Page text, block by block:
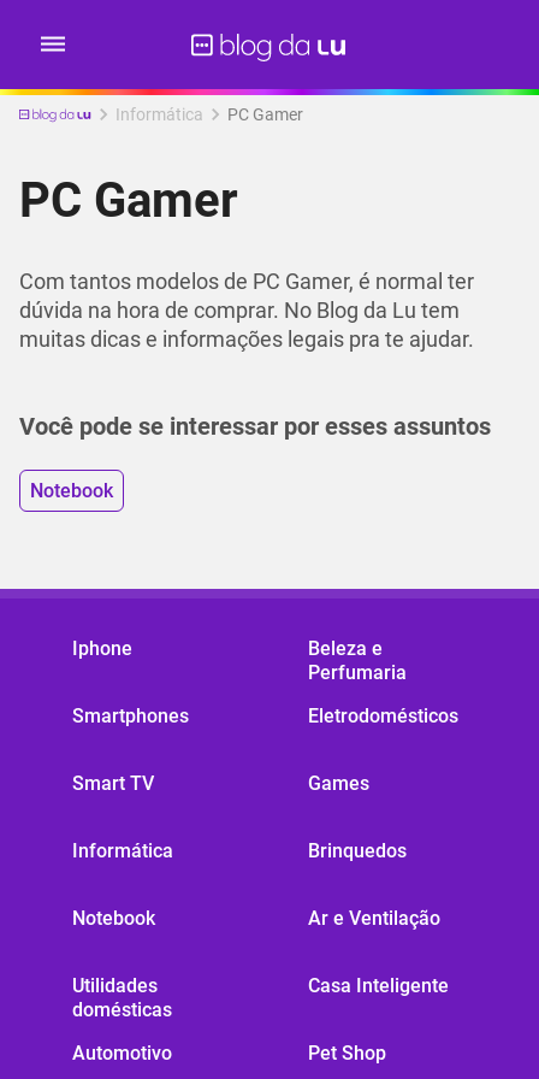
Informática PC Gamer
PC Gamer
Com tantos modelos de PC Gamer, é normal ter
dúvida na hora de comprar. No Blog da Lu tem
muitas dicas e informações legais pra te ajudar.
Você pode se interessar por esses assuntos
Notebook
Iphone
Smartphones
Smart TV
Informática
Notebook
Utilidades
domésticas
Automotivo
Beleza e
Perfumaria
Eletrodomésticos
Games
Brinquedos
Ar e Ventilação
Casa Inteligente
Pet Shop